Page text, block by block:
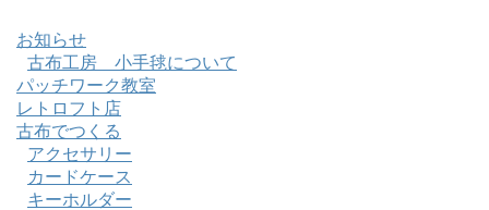
お知らせ
古布工房 小手毬について
パッチワーク教室
レトロフト店
古布でつくる
アクセサリー
カードケース
キーホルダー